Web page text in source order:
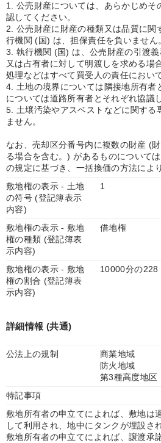
1. 公売財産については、あらかじめそ
認してください。
2. 公売財産に財産の種類又は品質に関
行機関 (国) は、担保責任を負いません
3. 執行機関 (国) は、公売財産の引渡
又は占有者に対して明渡しを求める場
処理などはすべて買受人の責任におい
4. 土地の境界については隣接地所有者
については道路所有者とそれぞれ協議
5. 土壌汚染やアスベストなどに関する
ません。
なお、売却区分番号内に複数の財産 (
る場合を含む。) があるものについて
の規定に基づき、一括換価の方法によ
敷地権の表示 - 土地
の符号 (登記簿表示
内容)
1
敷地権の表示 - 敷地
権の種類 (登記簿表
示内容)
借地権
敷地権の表示 - 敷地
権の割合 (登記簿表
示内容)
10000分の228
詳細情報 (共通)
公法上の規制
商業地域
防火地域
第3種高度地区
特記事項
敷地所有者の申立てによれば、敷地は
して利用され、地中にタンクが埋設さ
敷地所有者の申立てによれば、譲渡承